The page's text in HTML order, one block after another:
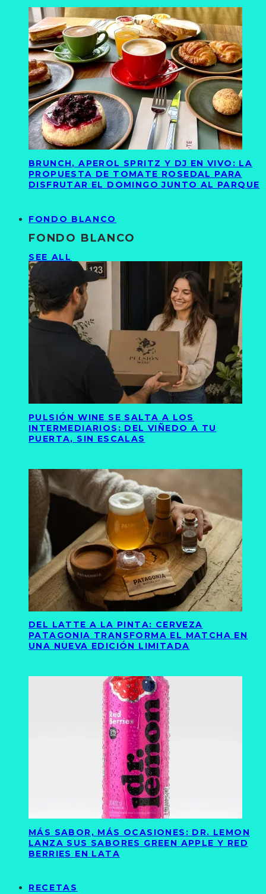
BRUNCH, APEROL SPRITZ Y DJ EN VIVO: LA
PROPUESTA DE TOMATE ROSEDAL PARA
DISFRUTAR EL DOMINGO JUNTO AL PARQUE
FONDO BLANCO
FONDO BLANCO
SEE ALL
PULSIÓN WINE SE SALTA A LOS
INTERMEDIARIOS: DEL VIÑEDO A TU
PUERTA, SIN ESCALAS
DEL LATTE A LA PINTA: CERVEZA
PATAGONIA TRANSFORMA EL MATCHA EN
UNA NUEVA EDICIÓN LIMITADA
MÁS SABOR, MÁS OCASIONES: DR. LEMON
LANZA SUS SABORES GREEN APPLE Y RED
BERRIES EN LATA
RECETAS